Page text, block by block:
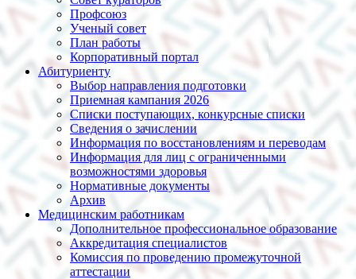
Профсоюз
Ученый совет
План работы
Корпоративный портал
Абитуриенту
Выбор направления подготовки
Приемная кампания 2026
Списки поступающих, конкурсные списки
Сведения о зачислении
Информация по восстановлениям и переводам
Информация для лиц с ограниченными
возможностями здоровья
Нормативные документы
Архив
Медицинским работникам
Дополнительное профессиональное образование
Аккредитация специалистов
Комиссия по проведению промежуточной
аттестации